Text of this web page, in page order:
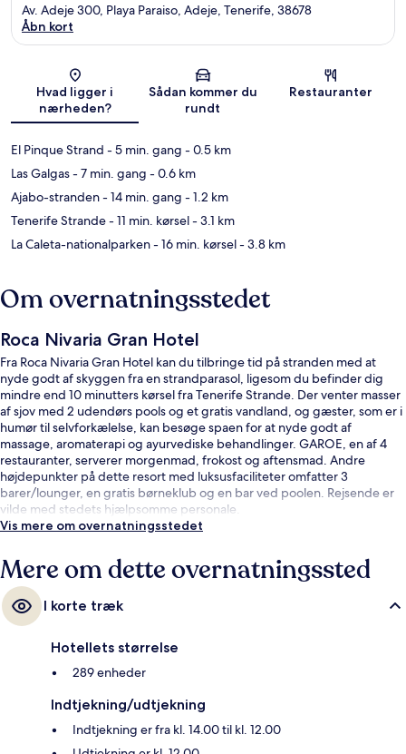
Kort
Av. Adeje 300, Playa Paraiso, Adeje, Tenerife, 38678
Åbn kort
Hvad ligger i
nærheden?
Sådan kommer du
rundt
Restauranter
El Pinque Strand - 5 min. gang - 0.5 km
Las Galgas- 7 min. gang - 0.6 km
Ajabo-stranden- 14 min. gang - 1.2 km
Tenerife Strande- 11 min. kørsel- 3.1 km
La Caleta-nationalparken- 16 min. kørsel- 3.8 km
Om overnatningsstedet
Roca Nivaria Gran Hotel
Fra Roca Nivaria Gran Hotel kan du tilbringe tid på stranden med at
nyde godt af skyggen fra en strandparasol, ligesom du befinder dig
mindre end 10 minutters kørsel fra Tenerife Strande. Der venter masser
af sjov med 2 udendørs pools og et gratis vandland, og gæster, som er i
humør til selvforkælelse, kan besøge spaen for at nyde godt af
massage, aromaterapi og ayurvediske behandlinger. GAROE, en af 4
restauranter, serverer morgenmad, frokost og aftensmad. Andre
højdepunkter på dette resort med luksusfaciliteter omfatter 3
barer/lounger, en gratis børneklub og en bar ved poolen. Rejsende er
vilde med stedets hjælpsomme personale.
Vis mere om overnatningsstedet
Mere om dette overnatningssted
I korte træk
Hotellets størrelse
289 enheder
Indtjekning/udtjekning
Indtjekning er fra kl. 14.00 til kl. 12.00